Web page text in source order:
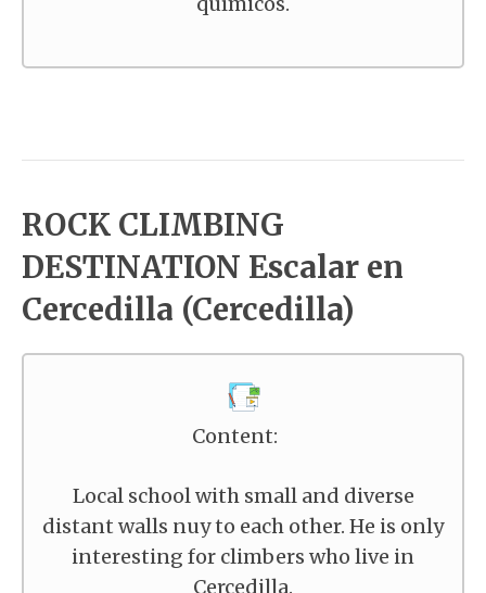
ROCK CLIMBING
DESTINATION Escalar en
Cercedilla (Cercedilla)
Content:
Local school with small and diverse
distant walls nuy to each other. He is only
interesting for climbers who live in
Cercedilla.